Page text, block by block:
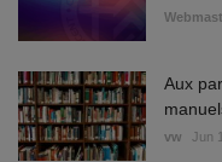
Aux
vw Jun